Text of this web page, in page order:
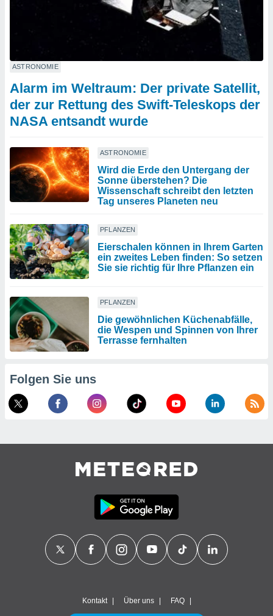
ASTRONOMIE
Alarm im Weltraum: Der private Satellit,
der zur Rettung des Swift-Teleskops der
NASA entsandt wurde
ASTRONOMIE
Wird die Erde den Untergang der
Sonne überstehen? Die
Wissenschaft schreibt den letzten
Tag unseres Planeten neu
PFLANZEN
Eierschalen können in Ihrem Garten
ein zweites Leben finden: So setzen
Sie sie richtig für Ihre Pflanzen ein
PFLANZEN
Die gewöhnlichen Küchenabfälle,
die Wespen und Spinnen von Ihrer
Terrasse fernhalten
Folgen Sie uns
Kontakt Über uns FAQ